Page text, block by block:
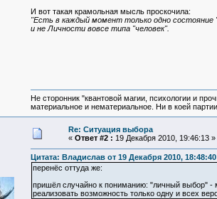
И вот такая крамольная мысль проскочила:
"Есть в каждый момент только одно
и не Личности вовсе типа "человек".
Не сторонник "квантовой магии, психологии и
материальное и нематериальное. Ни в коей
Re: Ситуация выбора
« Ответ #2 : 19 Декабря 2010, 19:46:13 »
Цитата: Владислав от 19 Декабря 2010, 18:48:40
перенёс оттуда же:
пришёл случайно к пониманию: "личный выбор" -
реализовать возможность только одну и всех